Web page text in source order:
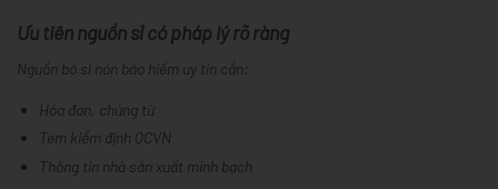
Ưu tiên nguồn sỉ có pháp lý rõ ràng
Nguồn bỏ sỉ nón bảo hiểm uy tín cần:
Hóa đơn, chứng từ
Tem kiểm định QCVN
Thông tin nhà sản xuất minh bạch